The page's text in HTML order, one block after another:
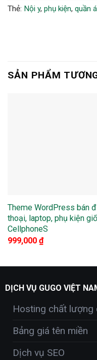
Thẻ: Nội y, phụ kiện, quần
SẢN PHẨM
Theme WordPress bán
thoại, laptop, phụ kiện
CellphoneS
999,000 ₫
DỊCH VỤ GUGO VIỆT
Hosting chất lượng
Bảng giá tên miền
Dịch vụ SEO